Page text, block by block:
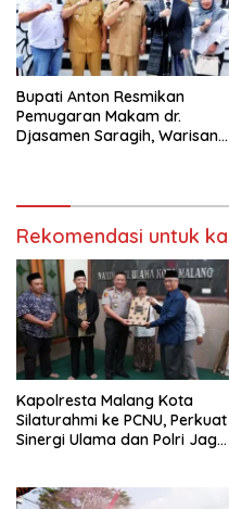
Bupati Anton Resmikan
Pemugaran Makam dr.
Djasamen Saragih, Warisan
Rekomendasi untuk
Kapolresta Malang Kota
Silaturahmi ke PCNU, Perkuat
Sinergi Ulama dan Polri Jaga